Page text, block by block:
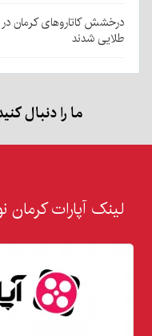
درخشش کاتاروهای کرمان در
طلایی شدند
ما را دنبال
لینک آپارات کرمان